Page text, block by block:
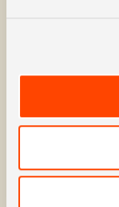
hat
Mark Esters—